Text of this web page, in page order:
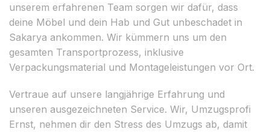
unserem erfahrenen Team sorgen wir dafür, dass
deine Möbel und dein Hab und Gut unbeschadet in
Sakarya ankommen. Wir kümmern uns um den
gesamten Transportprozess, inklusive
Verpackungsmaterial und Montageleistungen vor Ort.
Vertraue auf unsere langjährige Erfahrung und
unseren ausgezeichneten Service. Wir, Umzugsprofi
Ernst, nehmen dir den Stress des Umzugs ab, damit